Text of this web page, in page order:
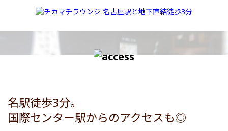
名駅徒歩3分。
国際センター駅からのアクセスも◎